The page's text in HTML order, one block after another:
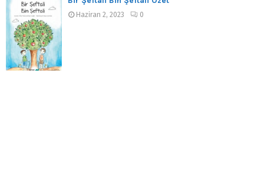
Haziran 2, 2023 0